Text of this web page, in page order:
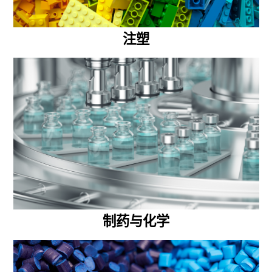
注塑
制药与化学